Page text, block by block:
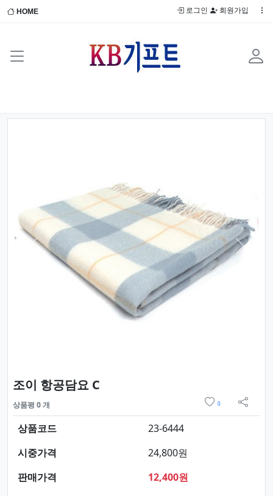
HOME 로그인 회원가입
Previous Next
조이 항공담요 C
상품평 0 개 0
sns 공
상품코드
23-6444
시중가격
24,800원
판매가격
12,400원